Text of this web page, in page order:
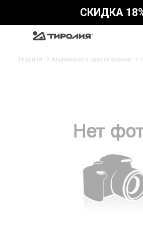
СКИДКА
Главная Альпинизм и скалолазание